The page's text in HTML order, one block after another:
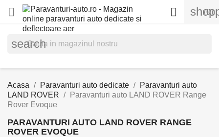
 (0)

search
Acasa Paravanturi auto dedicate
Paravanturi auto
LAND ROVER
Paravanturi auto LAND ROVER Range
Rover Evoque
PARAVANTURI AUTO LAND ROVER RANGE
ROVER EVOQUE